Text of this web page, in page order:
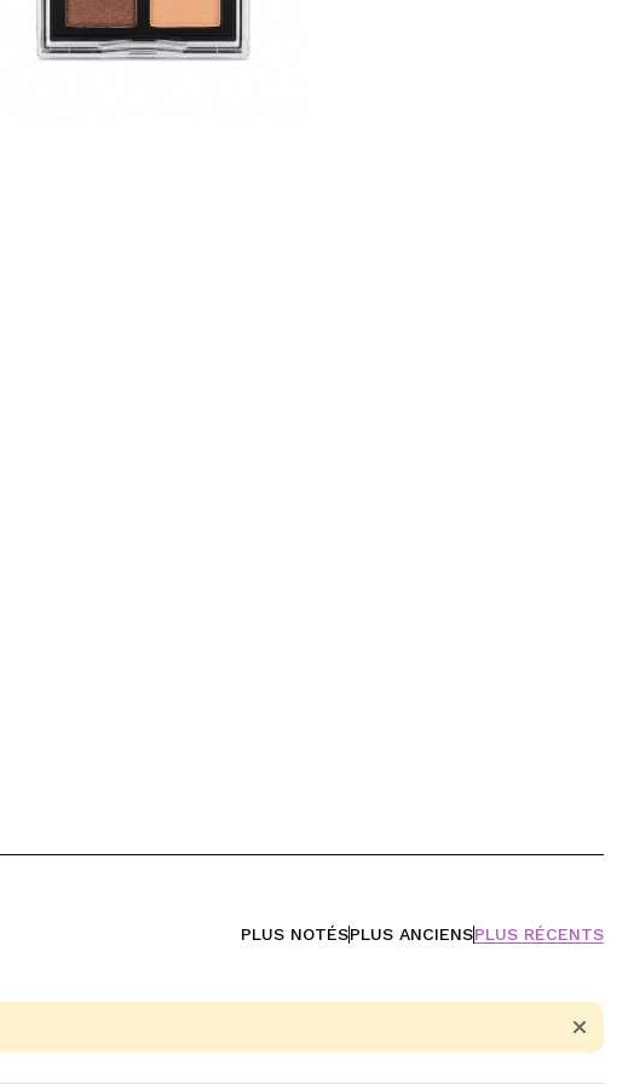
CRÉER UN COMPTE
PLUS NOTÉSPLUS ANCIENSPLUS RÉCENTS